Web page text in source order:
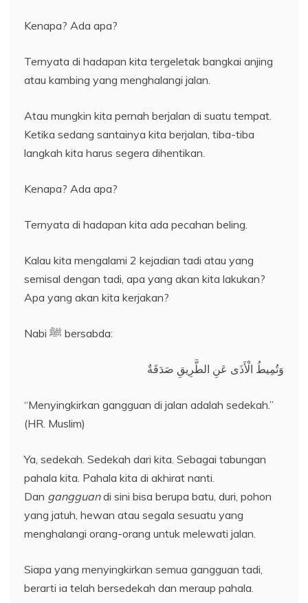
Kenapa? Ada apa?
Ternyata di hadapan kita tergeletak bangkai anjing
atau kambing yang menghalangi jalan.
Atau mungkin kita pernah berjalan di suatu tempat.
Ketika sedang santainya kita berjalan, tiba-tiba
langkah kita harus segera dihentikan.
Kenapa? Ada apa?
Ternyata di hadapan kita ada pecahan beling.
Kalau kita mengalami 2 kejadian tadi atau yang
semisal dengan tadi, apa yang akan kita lakukan?
Apa yang akan kita kerjakan?
Nabi ﷺ bersabda:
وَتُمِيطُ الْأَذَى عَنِ الطَّرِيقِ صَدَقَةٌ
“Menyingkirkan gangguan di jalan adalah sedekah.”
(HR. Muslim)
Ya, sedekah. Sedekah dari kita. Sebagai tabungan
pahala kita. Pahala kita di akhirat nanti.
Dan gangguandi sini bisa berupa batu, duri, pohon
yang jatuh, hewan atau segala sesuatu yang
menghalangi orang-orang untuk melewati jalan.
Siapa yang menyingkirkan semua gangguan tadi,
berarti ia telah bersedekah dan meraup pahala.